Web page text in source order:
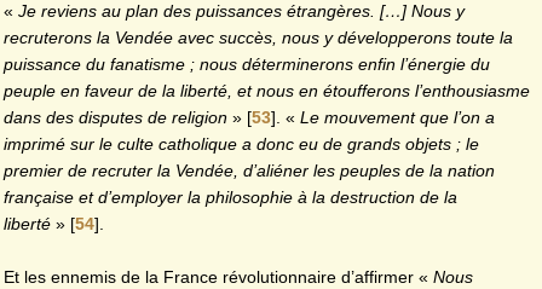
« Je reviens au plan des puissances étrangères. […] Nous y
recruterons la Vendée avec succès, nous y développerons toute la
puissance du fanatisme ; nous déterminerons enfin l’énergie du
peuple en faveur de la liberté, et nous en étoufferons l’enthousiasme
dans des disputes de religion » [53]. « Le mouvement que l’on a
imprimé sur le culte catholique a donc eu de grands objets ; le
premier de recruter la Vendée, d’aliéner les peuples de la nation
française et d’employer la philosophie à la destruction de la
liberté » [54].
Et les ennemis de la France révolutionnaire d’affirmer « Nous